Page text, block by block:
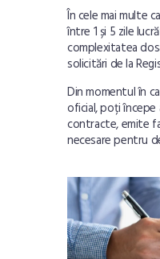
În cele mai multe
între 1 și 5 zile
complexitatea
solicitări de la
Din momentul în
oficial, poți
contracte, emite
necesare pentru